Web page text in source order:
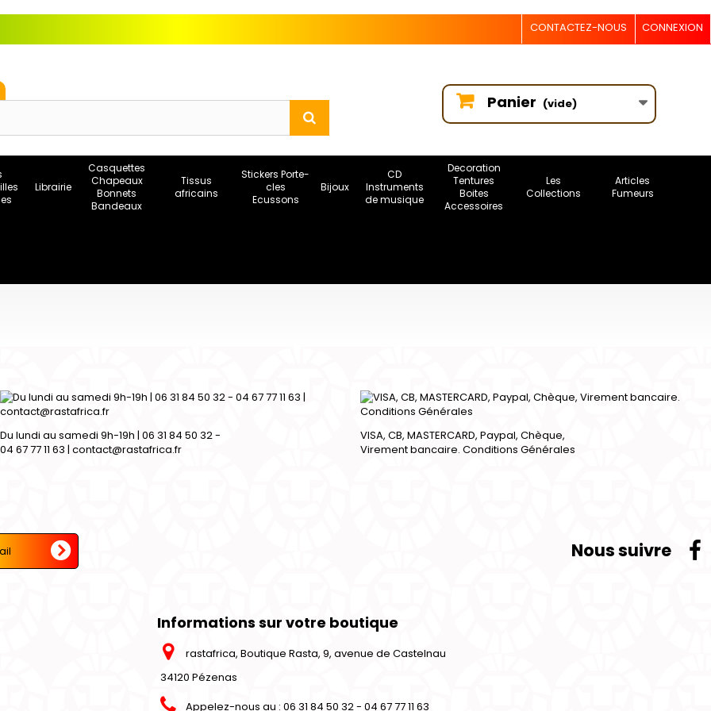
CONNEXION
CONTACTEZ-NOUS
Panier (vide)
Librairie
Casquettes
Chapeaux
Bonnets
Bandeaux
Tissus
africains
Stickers Porte-
cles
Ecussons
Bijoux
CD
Instruments
de musique
Decoration
Tentures
Boites
Accessoires
Les
Collections
Articles
Fumeurs
Du lundi au samedi 9h-19h | 06 31 84 50 32 -
04 67 77 11 63 | contact@rastafrica.fr
VISA, CB, MASTERCARD, Paypal, Chèque,
Virement bancaire. Conditions Générales
Nous suivre
Informations sur votre boutique
rastafrica, Boutique Rasta, 9, avenue de Castelnau
34120 Pézenas
Appelez-nous au :06 31 84 50 32 - 04 67 77 11 63